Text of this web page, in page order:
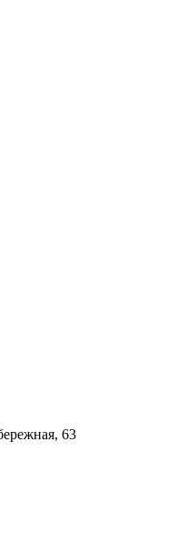
63